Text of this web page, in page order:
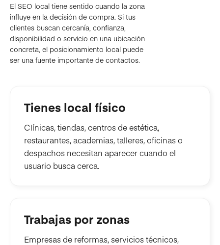
El SEO local tiene sentido cuando la zona
influye en la decisión de compra. Si tus
clientes buscan cercanía, confianza,
disponibilidad o servicio en una ubicación
concreta, el posicionamiento local puede
ser una fuente importante de contactos.
Tienes local físico
Clínicas, tiendas, centros de estética,
restaurantes, academias, talleres, oficinas o
despachos necesitan aparecer cuando el
usuario busca cerca.
Trabajas por zonas
Empresas de reformas, servicios técnicos,